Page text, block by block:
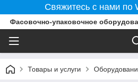
Свяжитесь с нами по
Фасовочно-упаковочное
Товары и услуги